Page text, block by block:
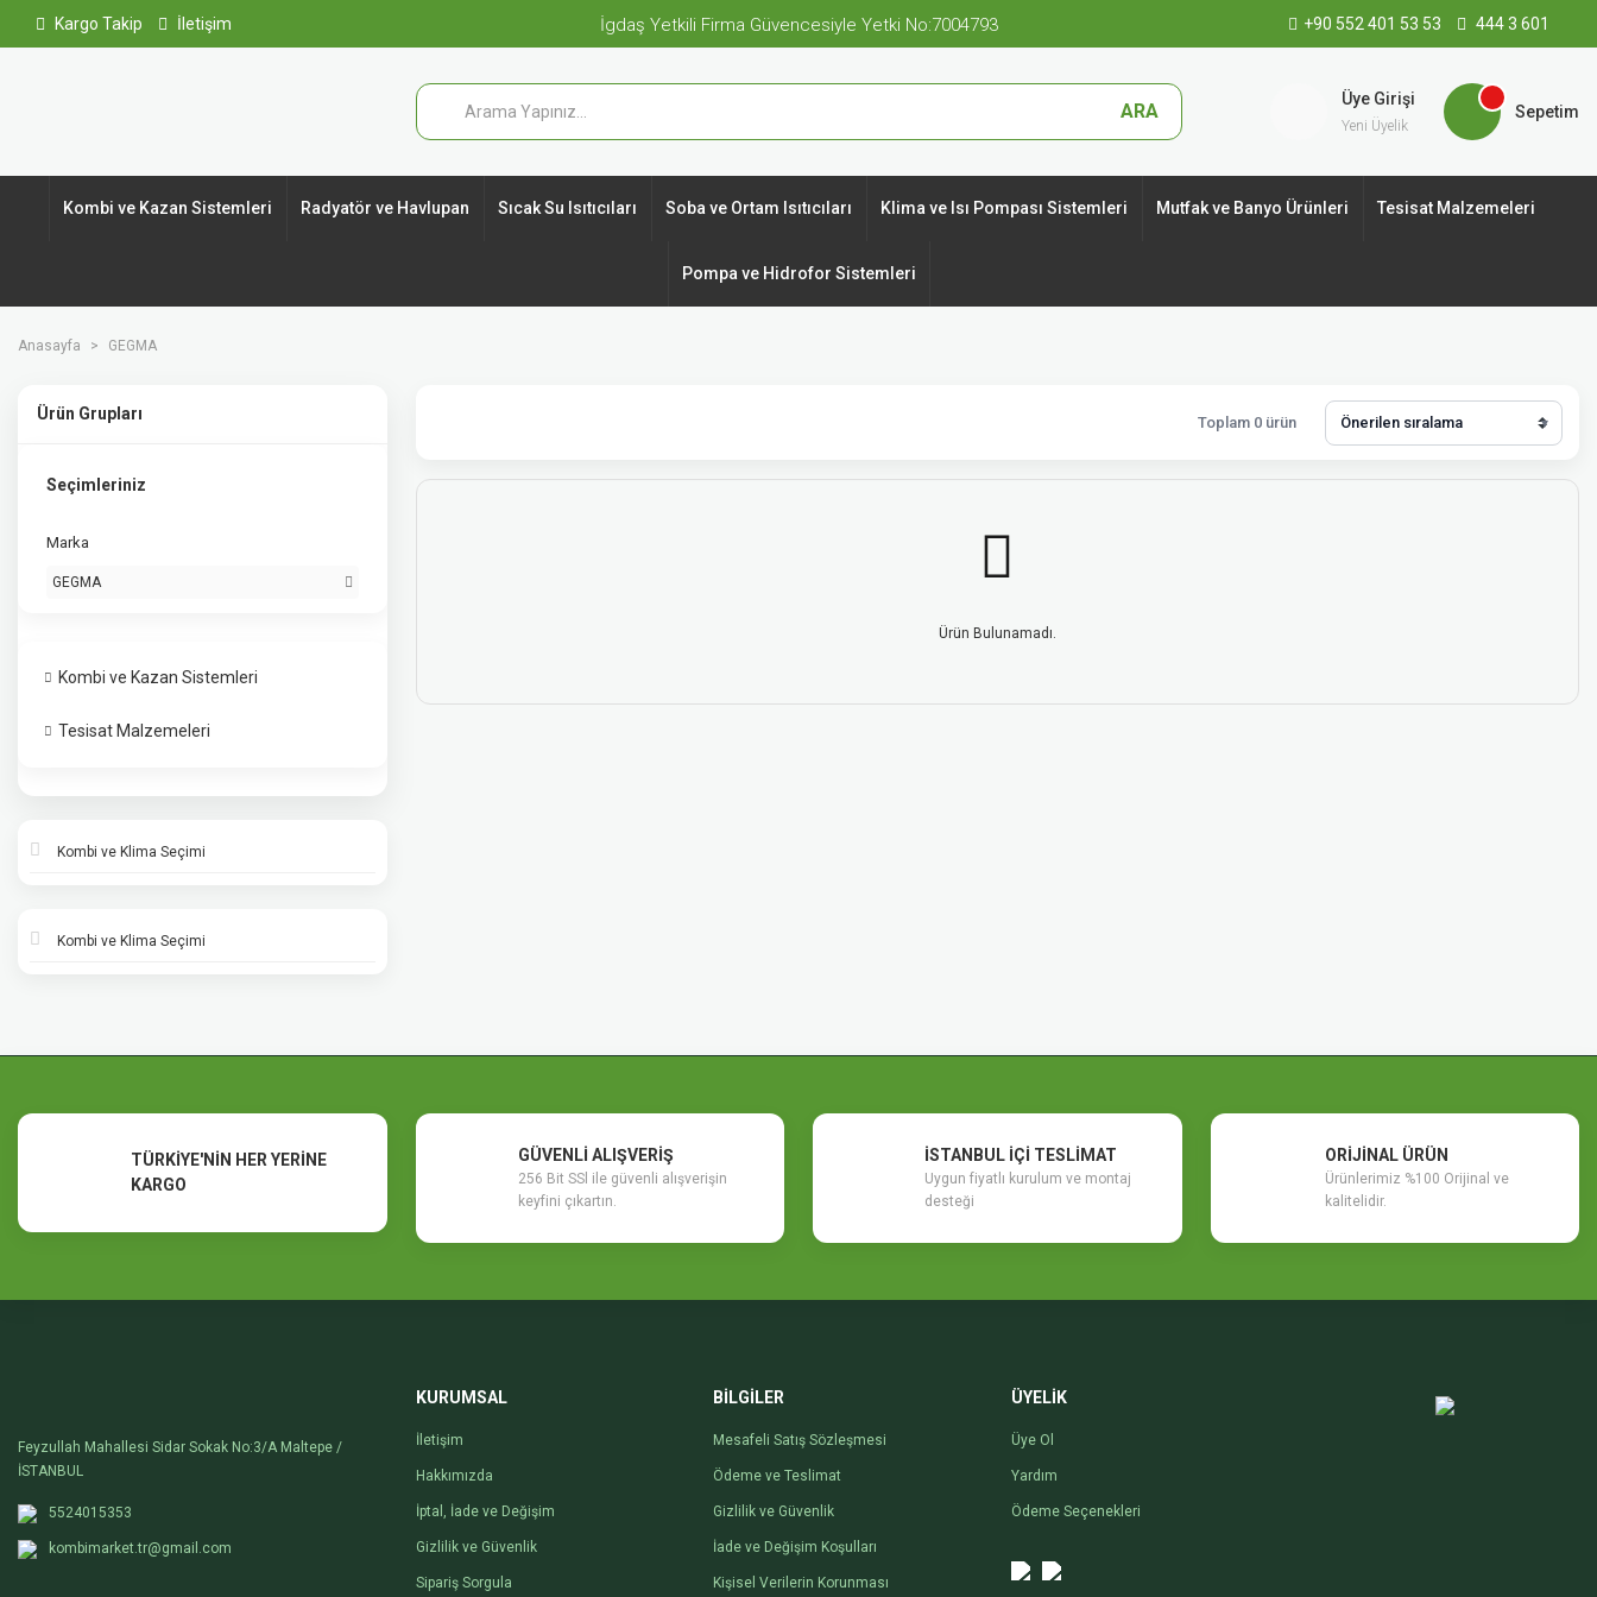
Kargo Takip İletişim İgdaş Yetkili Firma Güvencesiyle Yetki No:7004793 +90 552 401 53 53 444 3 601
ARA
Üye Girişi
Yeni Üyelik
Sepetim
Kombi ve Kazan Sistemleri Radyatör ve Havlupan Sıcak Su Isıtıcıları Soba ve Ortam Isıtıcıları Klima ve Isı Pompası Sistemleri Mutfak ve Banyo Ürünleri Tesisat Malzemeleri
Pompa ve Hidrofor Sistemleri
Anasayfa GEGMA
Ürün Grupları
Seçimleriniz
Marka
GEGMA
Kombi ve Kazan Sistemleri
Tesisat Malzemeleri
Kombi ve Klima Seçimi
Kombi ve Klima Seçimi
Toplam 0 ürün
Ürün Bulunamadı.
TÜRKİYE'NİN HER YERİNE
KARGO
GÜVENLİ ALIŞVERİŞ
256 Bit SSl ile güvenli alışverişin
keyfini çıkartın.
İSTANBUL İÇİ TESLİMAT
Uygun fiyatlı kurulum ve montaj
desteği
ORİJİNAL ÜRÜN
Ürünlerimiz %100 Orijinal ve
kalitelidir.
Feyzullah Mahallesi Sidar Sokak No:3/A Maltepe /
İSTANBUL
5524015353
kombimarket.tr@gmail.com
KURUMSAL
İletişim
Hakkımızda
İptal, İade ve Değişim
Gizlilik ve Güvenlik
Sipariş Sorgula
BİLGİLER
Mesafeli Satış Sözleşmesi
Ödeme ve Teslimat
Gizlilik ve Güvenlik
İade ve Değişim Koşulları
Kişisel Verilerin Korunması
ÜYELİK
Üye Ol
Yardım
Ödeme Seçenekleri